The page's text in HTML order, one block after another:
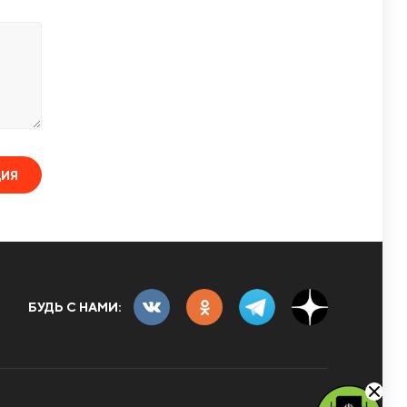
БУДЬ С НАМИ: